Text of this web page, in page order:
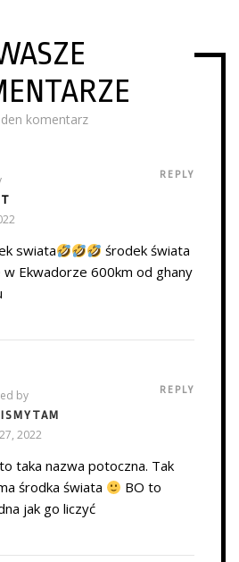
komentarz
REPLY
swiata
środek świata
w Ekwadorze 600km od ghany
by
2022
REPLY
taka nazwa potoczna. Tak
środka świata
BO to
jak go liczyć